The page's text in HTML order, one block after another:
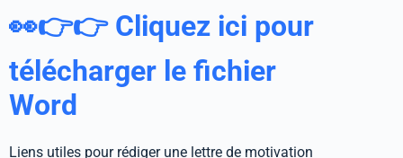
👀👉👉 Cliquez ici pour
télécharger le fichier
Word
Liens utiles pour rédiger une lettre de motivation